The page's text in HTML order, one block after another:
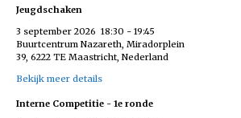
Jeugdschaken
3 september 2026 18:30 -19:45
Buurtcentrum Nazareth, Miradorplein
39, 6222 TE Maastricht, Nederland
Bekijk meer details
Interne Competitie - 1e ronde